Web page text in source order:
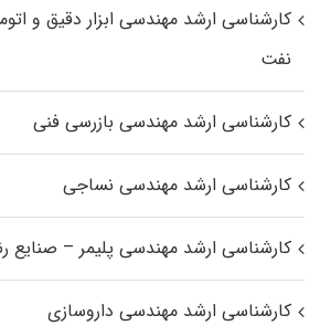
کارشناسی ارشد مهندسی ابزار دقیق و
نفت
کارشناسی ارشد مهندسی بازرسی فنی
کارشناسی ارشد مهندسی نساجی
کارشناسی ارشد مهندسی پلیمر – صنایع
کارشناسی ارشد مهندسی داروسازی